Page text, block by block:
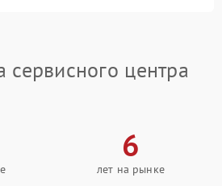
центра
6
лет на рынке